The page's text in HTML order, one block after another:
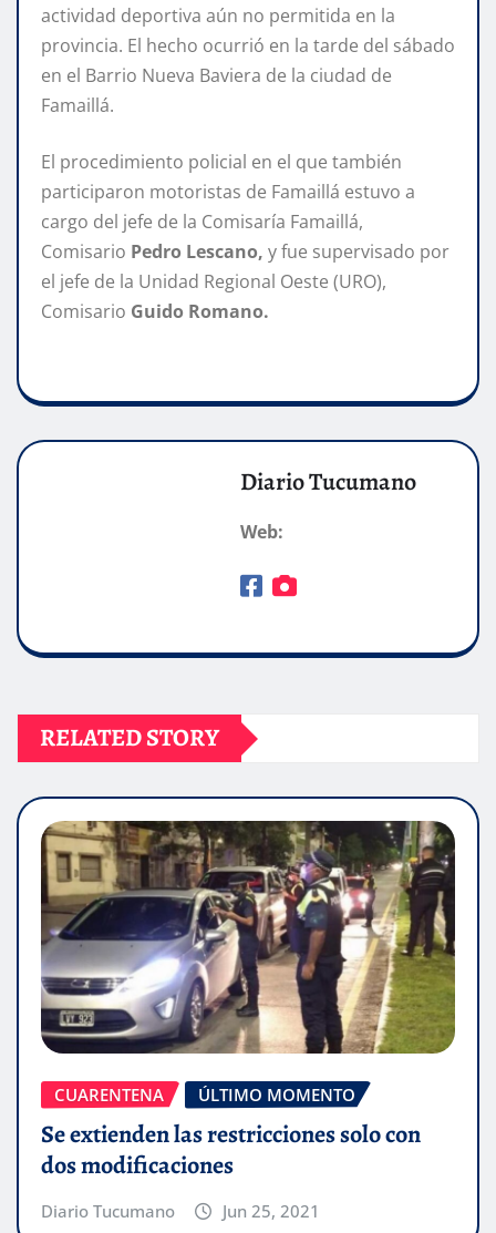
actividad deportiva aún no permitida en la
provincia. El hecho ocurrió en la tarde del sábado
en el Barrio Nueva Baviera de la ciudad de
Famaillá.
El procedimiento policial en el que también
participaron motoristas de Famaillá estuvo a
cargo del jefe de la Comisaría Famaillá,
Comisario Pedro Lescano, y fue supervisado por
el jefe de la Unidad Regional Oeste (URO),
Comisario Guido Romano.
Diario Tucumano
Web:
RELATED STORY
CUARENTENA ÚLTIMO MOMENTO
Se extienden las restricciones solo con
dos modificaciones
Diario Tucumano Jun 25, 2021